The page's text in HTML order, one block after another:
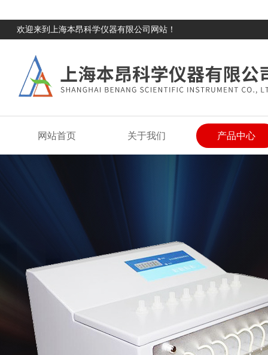
欢迎来到上海本昂科学仪器有限公司网站！
网站首页 关于我们 产品中心